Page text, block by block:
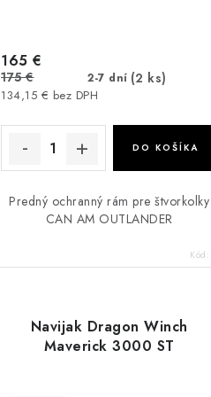
2-7 dní (2 ks)
134,15 € bez DPH
165 €
175 €
DO KOŠÍKA
Predný ochranný rám pre štvorkolky
CAN AM OUTLANDER
Kód:
Navijak Dragon Winch
Maverick 3000 ST